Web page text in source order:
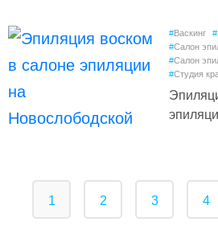
#Васкинг #
#Салон
#Салон
#Студия
1 2 3 4